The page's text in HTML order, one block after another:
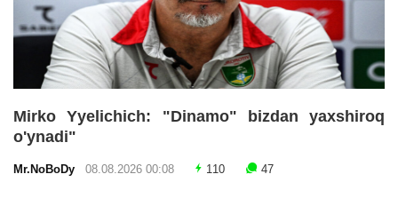
Mirko Yyelichich: "Dinamo" bizdan yaxshiroq
o'ynadi"
Mr.NoBoDy 08.08.2026 00:08 110 47